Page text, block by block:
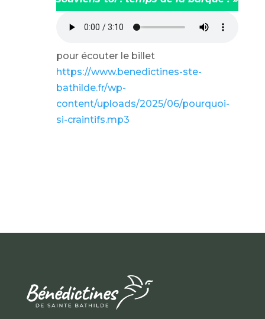
pour écouter le billet
https://www.benedictines-ste-
bathilde.fr/wp-
content/uploads/2025/06/pourquoi-
si-craintifs.mp3